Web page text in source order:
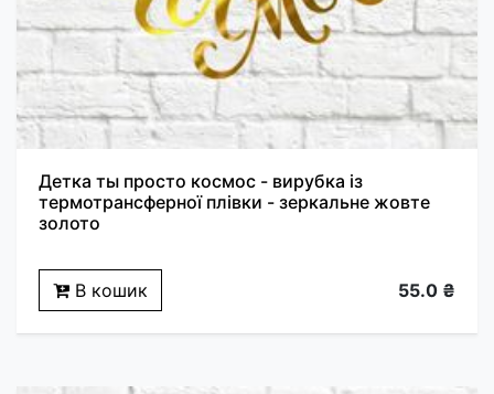
Детка ты просто космос - вирубка із
термотрансферної плівки - зеркальне жовте
золото
В кошик 55.0 ₴